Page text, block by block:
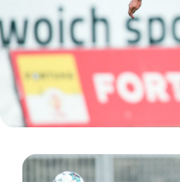
Biznes
Dla mediów
Kibice